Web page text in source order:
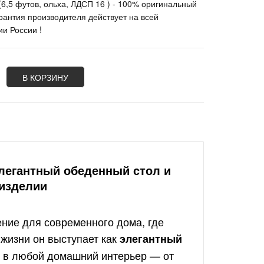
футов, ольха, ЛДСП 16 ) - 100% оригинальный
производителя действует на всей
России !
В КОРЗИНУ
обеденный стол и
для современного дома, где
он выступает какэлегантный
в любой домашний интерьер — от